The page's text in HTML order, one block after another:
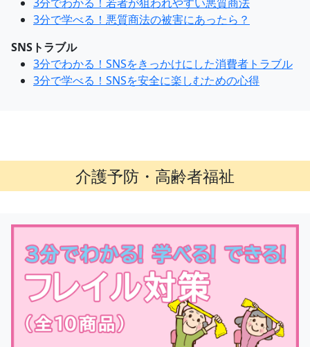
3分で学べる！悪質商法の被害にあったら？
SNSトラブル
3分でわかる！SNSをきっかけにした消費者トラブル
3分で学べる！SNSを安全に楽しむための心得
介護予防・高齢者福祉